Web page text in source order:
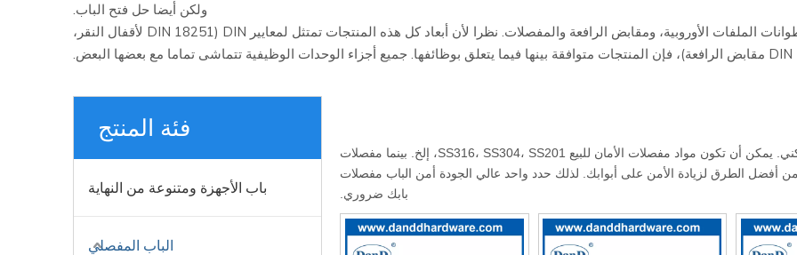
ولكن أيضا حل فتح الباب.
تغطي فئة المنتج D و D Set Des Lock أقفال بالقفل، واسطوانات الملفات الأوروبية، ومقابض الرافعة والمفصلات. نظرا لأن أبعاد كل هذه المنتجات تمتثل لمعايير DIN (DIN 18251 لأقفال النقر،
فئة المنتج
باب الأجهزة ومتنوعة من النهاية
الباب المفصلي
مفصلات الأمان مناسبة للباب الخارجي للتطبيق التجاري أو السكني. يمكن أن تكون مواد مفصلات الأمان للبيع SS316، SS304، SS201، إلخ. بينما مفصلات
أفضل الطرق لزيادة الأمن على أبوابك. لذلك حدد واحد عالي الجودة أمن الباب مفصلات
بابك ضروري.